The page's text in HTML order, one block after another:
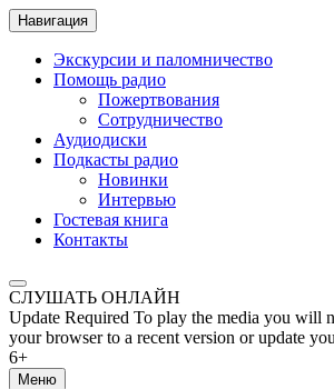
Навигация
Экскурсии и паломничество
Помощь радио
Пожертвования
Сотрудничество
Аудиодиски
Подкасты радио
Новинки
Интервью
Гостевая книга
Контакты
СЛУШАТЬ ОНЛАЙН
Update Required To play the media you will
your browser to a recent version or update
6+
Меню